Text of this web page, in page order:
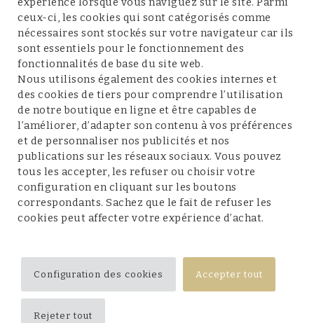
Service client
Conditions et mentions légales
ceux-ci, les cookies qui sont catégorisés comme
nécessaires sont stockés sur votre navigateur car ils
sont essentiels pour le fonctionnement des
fonctionnalités de base du site web.
Nous utilisons également des cookies internes et
des cookies de tiers pour comprendre l’utilisation
de notre boutique en ligne et être capables de
l’améliorer, d’adapter son contenu à vos préférences
et de personnaliser nos publicités et nos
publications sur les réseaux sociaux. Vous pouvez
tous les accepter, les refuser ou choisir votre
configuration en cliquant sur les boutons
correspondants. Sachez que le fait de refuser les
cookies peut affecter votre expérience d’achat.
Configuration des cookies Accepter tout
Rejeter tout